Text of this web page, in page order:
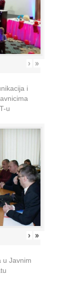
› »
i
u
› »
u Javnim